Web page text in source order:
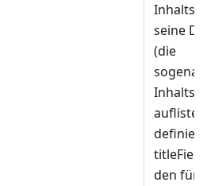
seine
(die
auflistet,
den für